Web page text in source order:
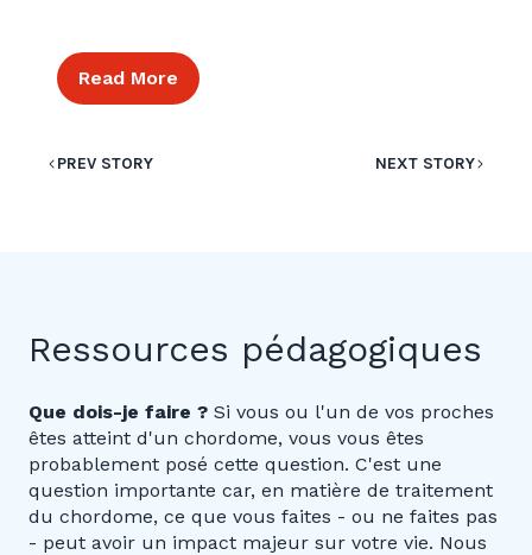
Read More
PREV STORY NEXT STORY
Ressources pédagogiques
Que dois-je faire ? Si vous ou l'un de vos proches
êtes atteint d'un chordome, vous vous êtes
probablement posé cette question. C'est une
question importante car, en matière de traitement
du chordome, ce que vous faites - ou ne faites pas
- peut avoir un impact majeur sur votre vie. Nous